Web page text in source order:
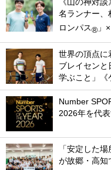
《山の神対
名ランナー、
ロンパス® 」
世界の頂点に
ブレイセンと
学ぶこと」《
Number
2026年を代
「安定した
が故郷・高知